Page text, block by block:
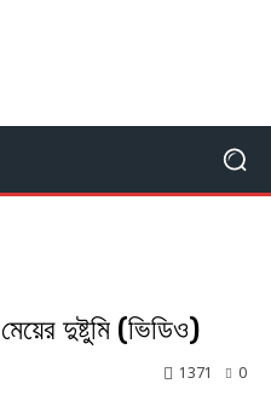
মেয়ের দুষ্টুমি (ভিডিও)
0
1371